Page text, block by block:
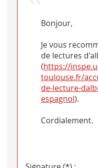
Bonjour,
Je vous
de lectures
(https://
toulouse.fr/
de-lecture-
espagnol).
Cordialement.